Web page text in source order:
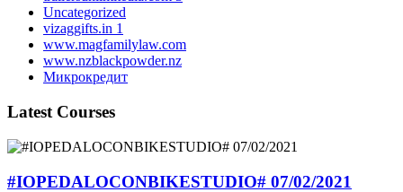
Uncategorized
vizaggifts.in 1
www.magfamilylaw.com
www.nzblackpowder.nz
Микрокредит
Latest Courses
#IOPEDALOCONBIKESTUDIO# 07/02/2021